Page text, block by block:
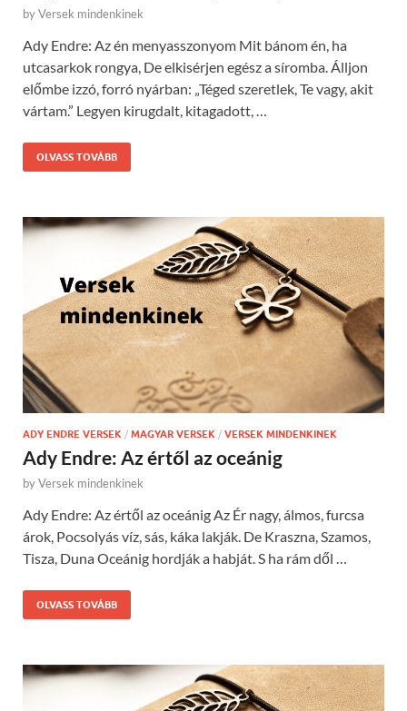
byVersek mindenkinek
Ady Endre: Az én menyasszonyom Mit bánom én, ha
utcasarkok rongya, De elkisérjen egész a síromba. Álljon
előmbe izzó, forró nyárban: „Téged szeretlek, Te vagy, akit
vártam.” Legyen kirugdalt, kitagadott, …
OLVASS TOVÁBB
ADY ENDRE VERSEK / MAGYAR VERSEK / VERSEK MINDENKINEK
Ady Endre: Az értől az oceánig
byVersek mindenkinek
Ady Endre: Az értől az oceánig Az Ér nagy, álmos, furcsa
árok, Pocsolyás víz, sás, káka lakják. De Kraszna, Szamos,
Tisza, Duna Oceánig hordják a habját. S ha rám dől …
OLVASS TOVÁBB